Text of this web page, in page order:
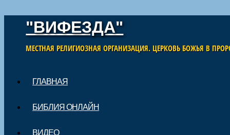
"ВИФЕЗДА"
МЕСТНАЯ РЕЛИГИОЗНАЯ ОРГАНИЗАЦИЯ. ЦЕРКОВЬ БОЖЬЯ В
Main menu
ГЛАВНАЯ
БИБЛИЯ ОНЛАЙН
ВИДЕО